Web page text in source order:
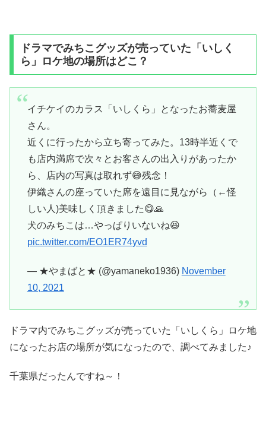
ドラマでみちこグッズが売っていた「いしく
ら」ロケ地の場所はどこ？
イチケイのカラス「いしくら」となったお蕎麦屋
さん。
近くに行ったから立ち寄ってみた。13時半近くで
も店内満席で次々とお客さんの出入りがあったか
ら、店内の写真は取れず😅残念！
伊織さんの座っていた席を遠目に見ながら（←怪
しい人)美味しく頂きました😋🙏
犬のみちこは…やっぱりいないね😆
pic.twitter.com/EO1ER74yvd
— ★やまばと★ (@yamaneko1936) November
10, 2021
ドラマ内でみちこグッズが売っていた「いしくら」ロケ地
になったお店の場所が気になったので、調べてみました♪
千葉県だったんですね～！